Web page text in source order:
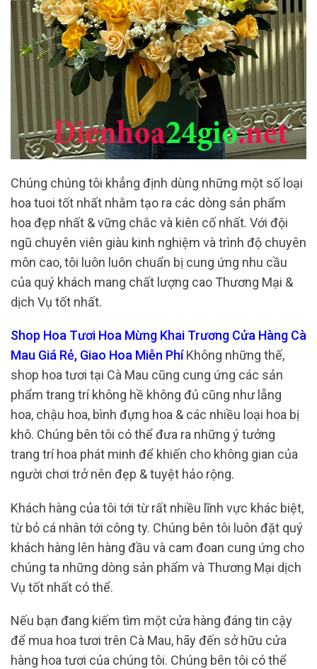
Chúng chúng tôi khẳng định dùng những một số loại
hoa tuoi tốt nhất nhằm tạo ra các dòng sản phẩm
hoa đẹp nhất & vững chắc và kiên cố nhất. Với đội
ngũ chuyên viên giàu kinh nghiệm và trình độ chuyên
môn cao, tôi luôn luôn chuẩn bị cung ứng nhu cầu
của quý khách mang chất lượng cao Thương Mại &
dịch Vụ tốt nhất.
Shop Hoa Tươi Hoa Mừng Khai Trương Cửa Hàng Cà
Mau Giá Rẻ, Giao Hoa Miễn PhíKhông những thế,
shop hoa tươi tại Cà Mau cũng cung ứng các sản
phẩm trang trí không hề không đủ cũng như lẵng
hoa, chậu hoa, bình đựng hoa & các nhiều loại hoa bị
khô. Chúng bên tôi có thể đưa ra những ý tưởng
trang trí hoa phát minh để khiến cho không gian của
người chơi trở nên đẹp & tuyệt hảo rộng.
Khách hàng của tôi tới từ rất nhiều lĩnh vực khác biệt,
từ bỏ cá nhân tới công ty. Chúng bên tôi luôn đặt quý
khách hàng lên hàng đầu và cam đoan cung ứng cho
chúng ta những dòng sản phẩm và Thương Mại dịch
Vụ tốt nhất có thể.
Nếu bạn đang kiếm tìm một cửa hàng đáng tin cậy
để mua hoa tươi trên Cà Mau, hãy đến sở hữu cửa
hàng hoa tươi của chúng tôi. Chúng bên tôi có thể